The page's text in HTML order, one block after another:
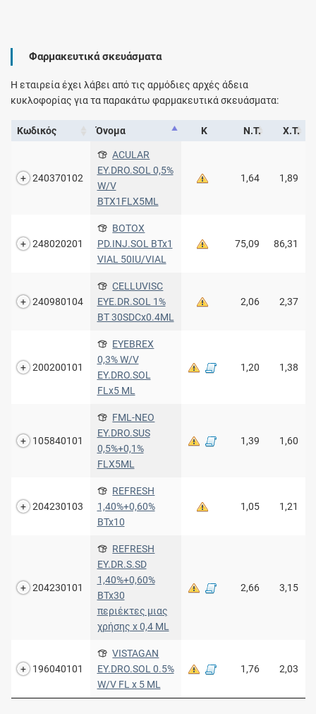
Φαρμακευτικά σκευάσματα
Η εταιρεία έχει λάβει από τις αρμόδιες αρχές άδεια
κυκλοφορίας για τα παρακάτω φαρμακευτικά σκευάσματα:
Κωδικός Όνομα Κ Ν.Τ. Χ.Τ.
240370102
ACULAR
EY.DRO.SOL 0,5%
W/V
BTX1FLX5ML
1,64 1,89
248020201
BOTOX
PD.INJ.SOL BTx1
VIAL 50IU/VIAL
75,09 86,31
240980104
CELLUVISC
EYE.DR.SOL 1%
BT 30SDCx0.4ML
2,06 2,37
200200101
EYEBREX
0,3% W/V
EY.DRO.SOL
FLx5 ML
1,20 1,38
105840101
FML-NEO
EY.DRO.SUS
0,5%+0,1%
FLX5ML
1,39 1,60
204230103
REFRESH
1,40%+0,60%
BTx10
1,05 1,21
204230101
REFRESH
EY.DR.S.SD
1,40%+0,60%
BTx30
περιέκτες μιας
χρήσης x 0,4 ML
2,66 3,15
196040101
VISTAGAN
EY.DRO.SOL 0.5%
W/V FL x 5 ML
1,76 2,03